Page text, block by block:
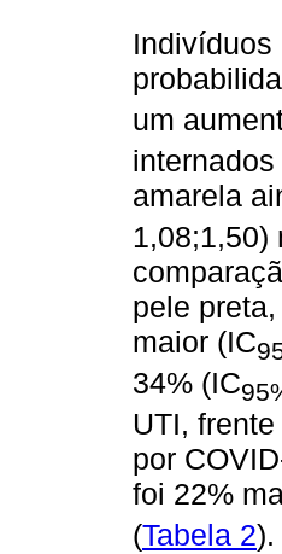
Indivíduos
um
amarela
1,08;1,50)
pele
maior (IC
34% (IC
UTI,
por
foi 22%
(Tabela 2).